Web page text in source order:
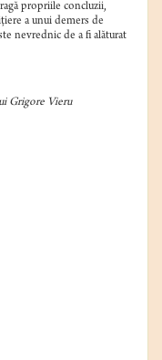
propriile concluzii,
a unui demers de
nevrednic de a fi alăturat
Vieru